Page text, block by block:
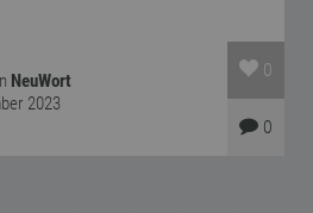
NeuWort
2023
0
0